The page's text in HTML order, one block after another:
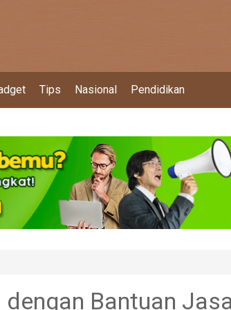
Tips Nasional Pendidikan
Bantuan